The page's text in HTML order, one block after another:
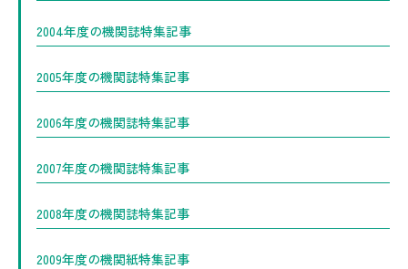
2004年度の機関誌特集記事
2005年度の機関誌特集記事
2006年度の機関誌特集記事
2007年度の機関誌特集記事
2008年度の機関誌特集記事
2009年度の機関紙特集記事